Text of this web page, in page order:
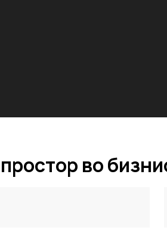
во